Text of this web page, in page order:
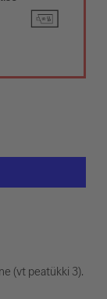
(vt peatükki 3).